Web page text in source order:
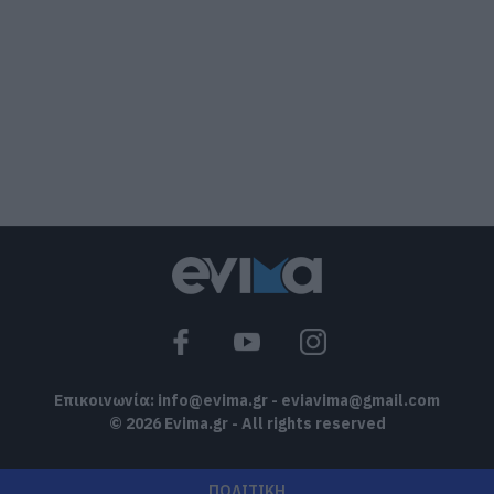
Θρήνος σε όλη την Εύβοια για τον
επιχειρηματία που έφυγε απο την ζωή
Επικοινωνία: info@evima.gr - eviavima@gmail.com
© 2026 Evima.gr - All rights reserved